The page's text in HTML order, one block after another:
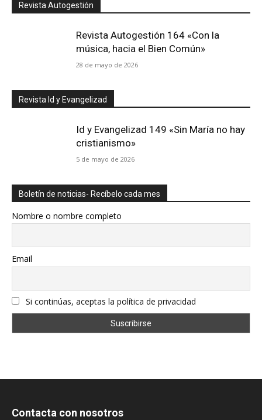
Revista Autogestión
Revista Autogestión 164 «Con la
música, hacia el Bien Común»
28 de mayo de 2026
Revista Id y Evangelizad
Id y Evangelizad 149 «Sin María no hay
cristianismo»
5 de mayo de 2026
Boletín de noticias- Recíbelo cada mes
Nombre o nombre completo
Email
Si continúas, aceptas la política de privacidad
Contacta con nosotros